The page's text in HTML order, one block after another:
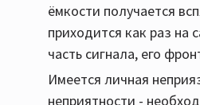
ёмкости получается
приходится как раз на
часть сигнала, его
Имеется личная
неприятности -